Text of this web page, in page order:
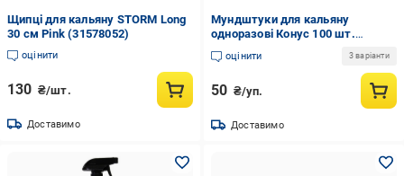
Щипці для кальяну STORM Long
30 см Pink (31578052)
оцінити
130 ₴/шт.
Доставимо
Мундштуки для кальяну
одноразові Конус 100 шт.
Чорний (2136552653)
оцінити 3 варіанти
50 ₴/уп.
Доставимо